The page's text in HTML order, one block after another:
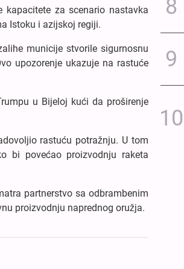
kapacitete za scenario nastavka
Istoku i azijskoj regiji.
municije stvorile sigurnosnu
upozorenje ukazuje na rastuće
u Bijeloj kući da proširenje
rastuću potražnju. U tom
bi povećao proizvodnju raketa
partnerstvo sa odbrambenim
proizvodnju naprednog oružja.